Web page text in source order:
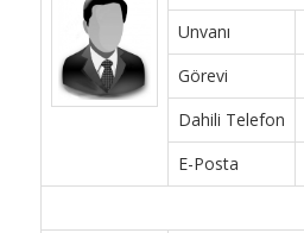
Unvanı
Görevi
Dahili Telefon
E-Posta